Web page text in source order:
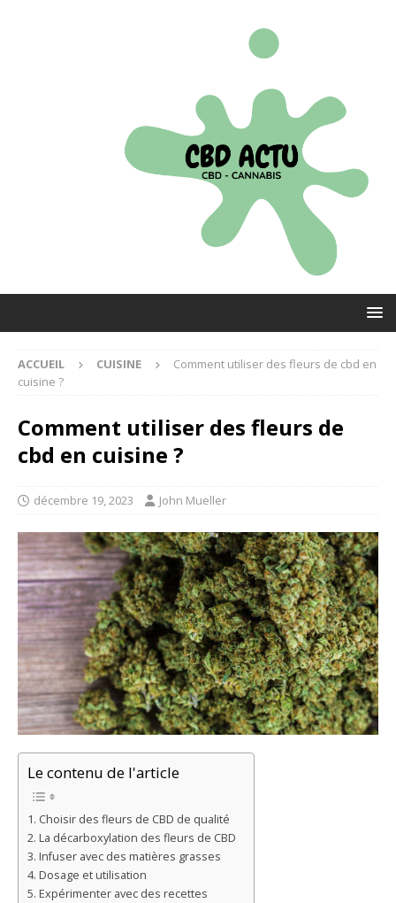
ACCUEIL CUISINE
Comment utiliser des fleurs de cbd en
cuisine ?
Comment utiliser des fleurs de
cbd en cuisine ?
décembre 19, 2023 John Mueller
Le contenu de l'article
Choisir des fleurs de CBD de qualité
La décarboxylation des fleurs de CBD
Infuser avec des matières grasses
Dosage et utilisation
Expérimenter avec des recettes